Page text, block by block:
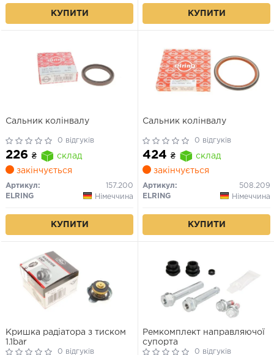
КУПИТИ КУПИТИ
Сальник колінвалу
0 відгуків
226 ₴
склад
закінчується
Артикул:
157.200
ELRING
Німеччина
КУПИТИ
Сальник колінвалу
0 відгуків
424 ₴
склад
закінчується
Артикул:
508.209
ELRING
Німеччина
КУПИТИ
Кришка радіатора з тиском
1.1bar
0 відгуків
Ремкомплект направляючої
супорта
0 відгуків